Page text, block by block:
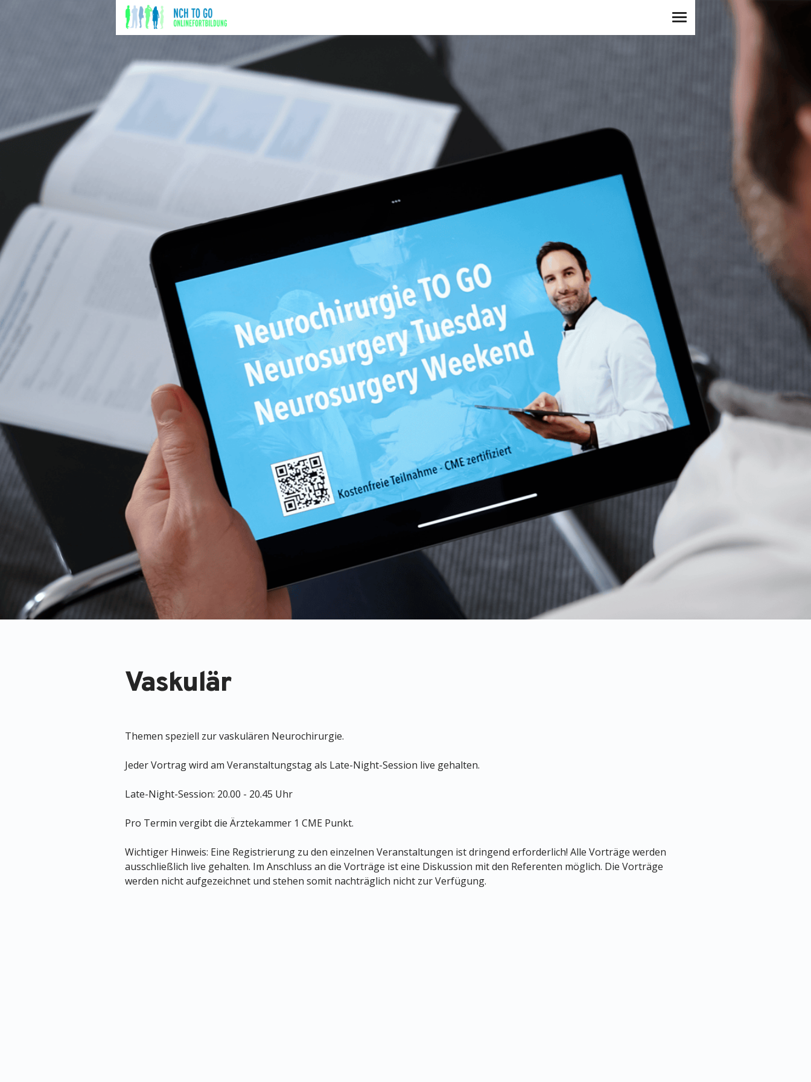
Vaskulär
Themen speziell zur vaskulären Neurochirurgie.
Jeder Vortrag wird am Veranstaltungstag als Late-Night-Session live gehalten.
Late-Night-Session: 20.00 - 20.45 Uhr
Pro Termin vergibt die Ärztekammer 1 CME Punkt.
Wichtiger Hinweis: Eine Registrierung zu den einzelnen Veranstaltungen ist dringend erforderlich! Alle Vorträge werden
ausschließlich live gehalten. Im Anschluss an die Vorträge ist eine Diskussion mit den Referenten möglich. Die Vorträge
werden nicht aufgezeichnet und stehen somit nachträglich nicht zur Verfügung.